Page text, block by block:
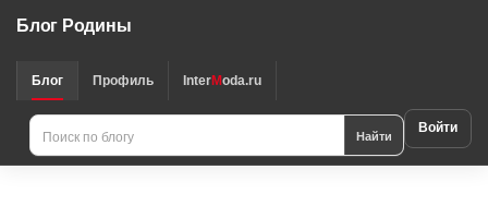
Блог Родины
Блог Профиль InterModa.ru
Найти Войти